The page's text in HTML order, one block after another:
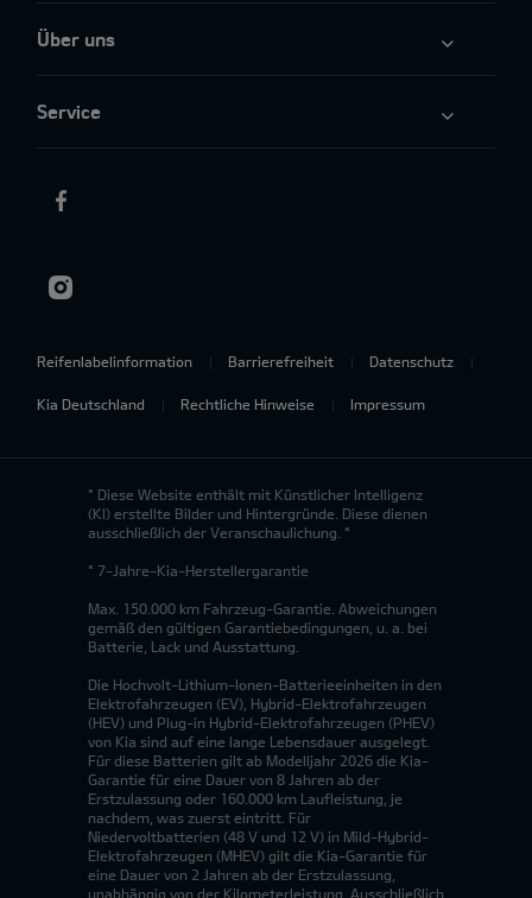
Über uns
Service
Reifenlabelinformation Barrierefreiheit Datenschutz
Kia Deutschland Rechtliche Hinweise Impressum
* Diese Website enthält mit Künstlicher Intelligenz
(KI) erstellte Bilder und Hintergründe. Diese dienen
ausschließlich der Veranschaulichung. *
* 7-Jahre-Kia-Herstellergarantie
Max. 150.000 km Fahrzeug-Garantie. Abweichungen
gemäß den gültigen Garantiebedingungen, u. a. bei
Batterie, Lack und Ausstattung.
Die Hochvolt-Lithium-Ionen-Batterieeinheiten in den
Elektrofahrzeugen (EV), Hybrid-Elektrofahrzeugen
(HEV) und Plug-in Hybrid-Elektrofahrzeugen (PHEV)
von Kia sind auf eine lange Lebensdauer ausgelegt.
Für diese Batterien gilt ab Modelljahr 2026 die Kia-
Garantie für eine Dauer von 8 Jahren ab der
Erstzulassung oder 160.000 km Laufleistung, je
nachdem, was zuerst eintritt. Für
Niedervoltbatterien (48 V und 12 V) in Mild-Hybrid-
Elektrofahrzeugen (MHEV) gilt die Kia-Garantie für
eine Dauer von 2 Jahren ab der Erstzulassung,
unabhängig von der Kilometerleistung. Ausschließlich